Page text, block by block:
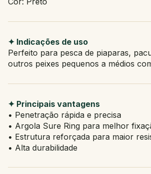
✦ Indicações de uso
Perfeito para pesca de piaparas,
outros peixes pequenos a médios
✦ Principais vantagens
• Penetração rápida e precisa
• Argola Sure Ring para melhor
• Estrutura reforçada para maior
• Alta durabilidade